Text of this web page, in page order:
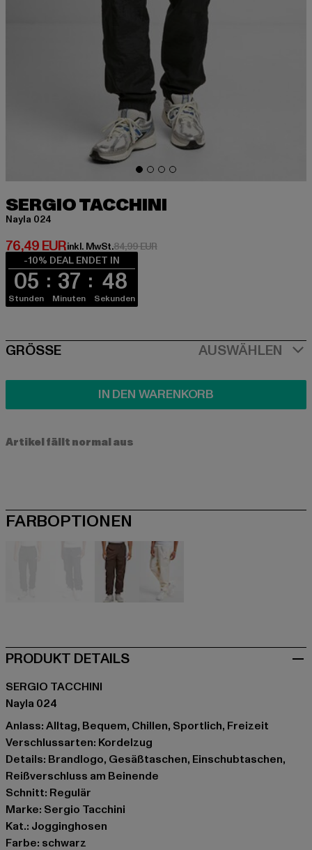
SERGIO TACCHINI
Nayla 024
76,49 EUR
Derzeitiger Preis: 76,49 EUR
inkl. MwSt.84,99 EURAktionspreis: 84,99 EUR
-10% DEAL ENDET IN
05
Stunden
37
Minuten
48
Sekunden
SIZE
GRÖSSE AUSWÄHLEN
IN DEN WARENKORB
Artikel fällt normal aus
FARBOPTIONEN
PRODUKT DETAILS
SERGIO TACCHINI
Nayla 024
Anlass: Alltag, Bequem, Chillen, Sportlich, Freizeit
Verschlussarten: Kordelzug
Details: Brandlogo, Gesäßtaschen, Einschubtaschen,
Reißverschluss am Beinende
Schnitt: Regulär
Marke: Sergio Tacchini
Kat.: Jogginghosen
Farbe: schwarz